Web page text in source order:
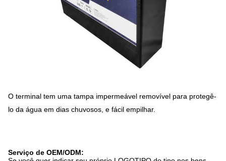
O terminal tem uma tampa impermeável removível para protegê-
lo da água em dias chuvosos, e fácil empilhar.
Serviço de OEM/ODM: